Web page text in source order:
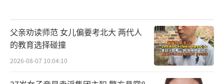
父亲劝读师范 女儿偏要考北大 两代人
的教育选择碰撞
2026-08-07 10:04:10